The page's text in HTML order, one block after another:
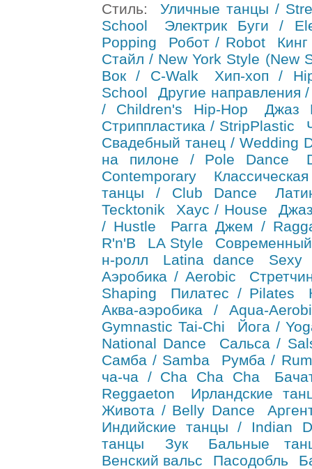
Стиль:
Уличные танцы /
School
Электрик Буги /
Popping
Робот / Robot
Стайл / New York Style (New
Вок / C-Walk
Хип-хоп /
School
Другие направления
/ Children's Hip-Hop
Джаз
Стриппластика / StripPlastic
Свадебный танец / Wedding
на пилоне / Pole Dance
Contemporary
танцы / Club Dance
Tecktonik
Хаус / House
/ Hustle
Рагга Джем /
R'n'B
LA Style
н-ролл
Latina dance
Sexy
Аэробика / Aerobic
Shaping
Пилатес / Pilates
Аква-аэробика / Aqua-
Gymnastic Tai-Chi
Йога /
National Dance
Сальса /
Самба / Samba
Румба /
ча-ча / Cha Cha Cha
Reggaeton
Ирландские
Живота / Belly Dance
Индийские танцы / Indian
танцы
Зук
Бальные
Венский вальс
Пасодобль